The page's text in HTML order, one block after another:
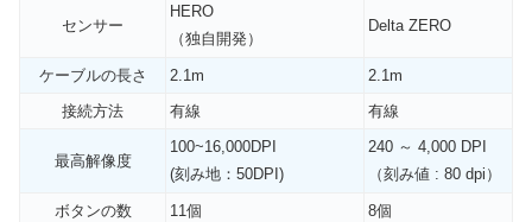
センサー
HERO
（独自開発）
Delta ZERO
ケーブルの長さ 2.1m
2.1m
接続方法
有線 有線
最高解像度
100~16,000DPI
(刻み地：50DPI)
240 ～ 4,000 DPI
（刻み値 : 80 dpi）
ボタンの数 11個
8個